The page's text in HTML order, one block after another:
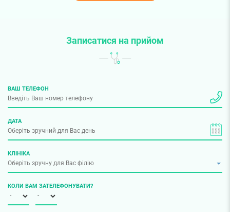
Записатися на прийом
ВАШ ТЕЛЕФОН
ДАТА
КЛІНІКА
КОЛИ ВАМ ЗАТЕЛЕФОНУВАТИ?